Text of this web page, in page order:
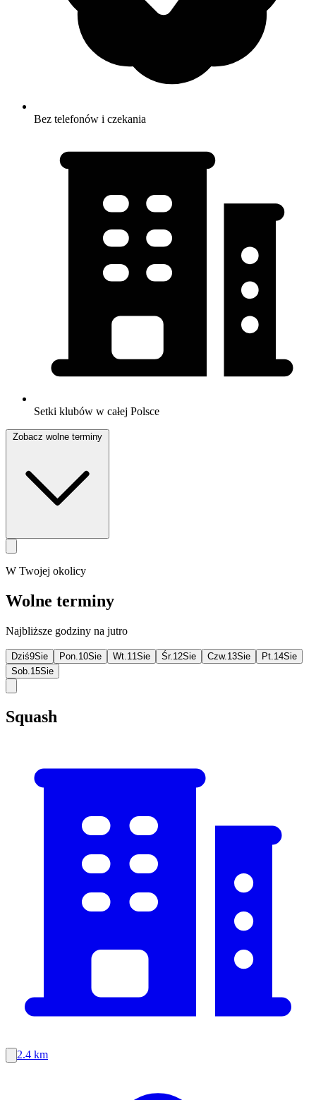
Bez telefonów i czekania
Setki klubów w całej Polsce
W Twojej okolicy
Wolne terminy
Najbliższe godziny na jutro
Dziś9Sie Pon. 10Sie Wt. 11Sie Śr. 12Sie Czw. 13Sie Pt. 14Sie
Sob. 15Sie
Squash
2.4 km